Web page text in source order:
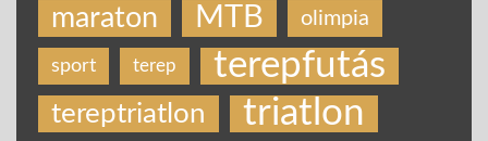
maraton MTB olimpia
sport terep terepfutás
tereptriatlon triatlon